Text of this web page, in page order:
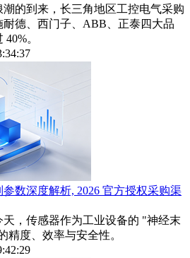
的到来，长三角地区工控电气采购
德、西门子、ABB、正泰四大品
。
数深度解析, 2026 官方授权采购渠
，传感器作为工业设备的 "神经末
精度、效率与安全性。